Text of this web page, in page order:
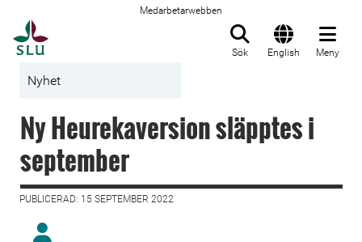
Medarbetarwebben
Sök English Meny
Nyhet
Ny Heurekaversion släpptes i
september
PUBLICERAD: 15 SEPTEMBER 2022